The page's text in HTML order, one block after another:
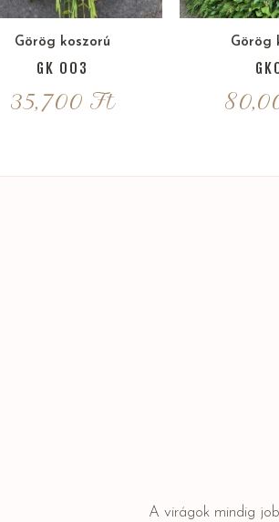
Görög koszorú
GK 003
35,700 Ft
Görög
A virágok mindig